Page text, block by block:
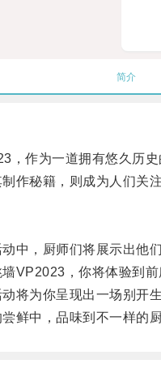
简介
作为一道拥有悠久历史
秘籍，则成为人们关注
，厨师们将展示出他们
，你将体验到前
为你呈现出一场别开生
中，品味到不一样的厨